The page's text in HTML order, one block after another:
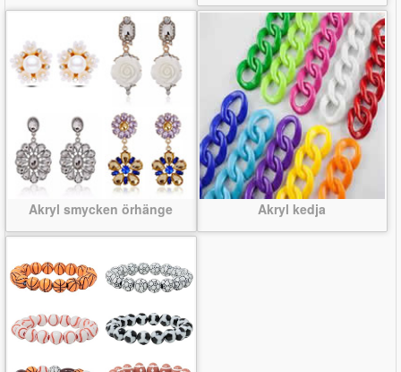
Akryl smycken örhänge Akryl kedja